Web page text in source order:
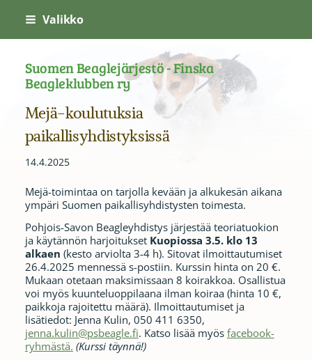
Siirry
sivun
sisältöön
Valikko
Suomen Beaglejärjestö - Finska
Beagleklubben ry
Mejä-koulutuksia
paikallisyhdistyksissä
14.4.2025
Mejä-toimintaa on tarjolla kevään ja alkukesän aikana
ympäri Suomen paikallisyhdistysten toimesta.
Pohjois-Savon Beagleyhdistys järjestää teoriatuokion
ja käytännön harjoitukset Kuopiossa 3.5. klo 13
alkaen (kesto arviolta 3-4 h). Sitovat ilmoittautumiset
26.4.2025 mennessä s-postiin. Kurssin hinta on 20 €.
Mukaan otetaan maksimissaan 8 koirakkoa. Osallistua
voi myös kuunteluoppilaana ilman koiraa (hinta 10 €,
paikkoja rajoitettu määrä). Ilmoittautumiset ja
lisätiedot: Jenna Kulin, 050 411 6350,
jenna.kulin@psbeagle.fi. Katso lisää myös facebook-
ryhmästä. (Kurssi täynnä!)